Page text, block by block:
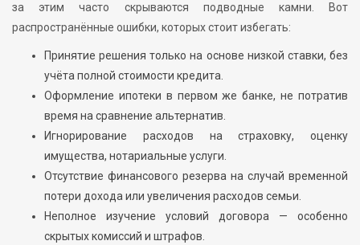
за этим часто скрываются подводные камни. Вот
распространённые ошибки, которых стоит избегать:
Принятие решения только на основе низкой ставки, без
учёта полной стоимости кредита.
Оформление ипотеки в первом же банке, не потратив
время на сравнение альтернатив.
Игнорирование расходов на страховку, оценку
имущества, нотариальные услуги.
Отсутствие финансового резерва на случай временной
потери дохода или увеличения расходов семьи.
Неполное изучение условий договора — особенно
скрытых комиссий и штрафов.